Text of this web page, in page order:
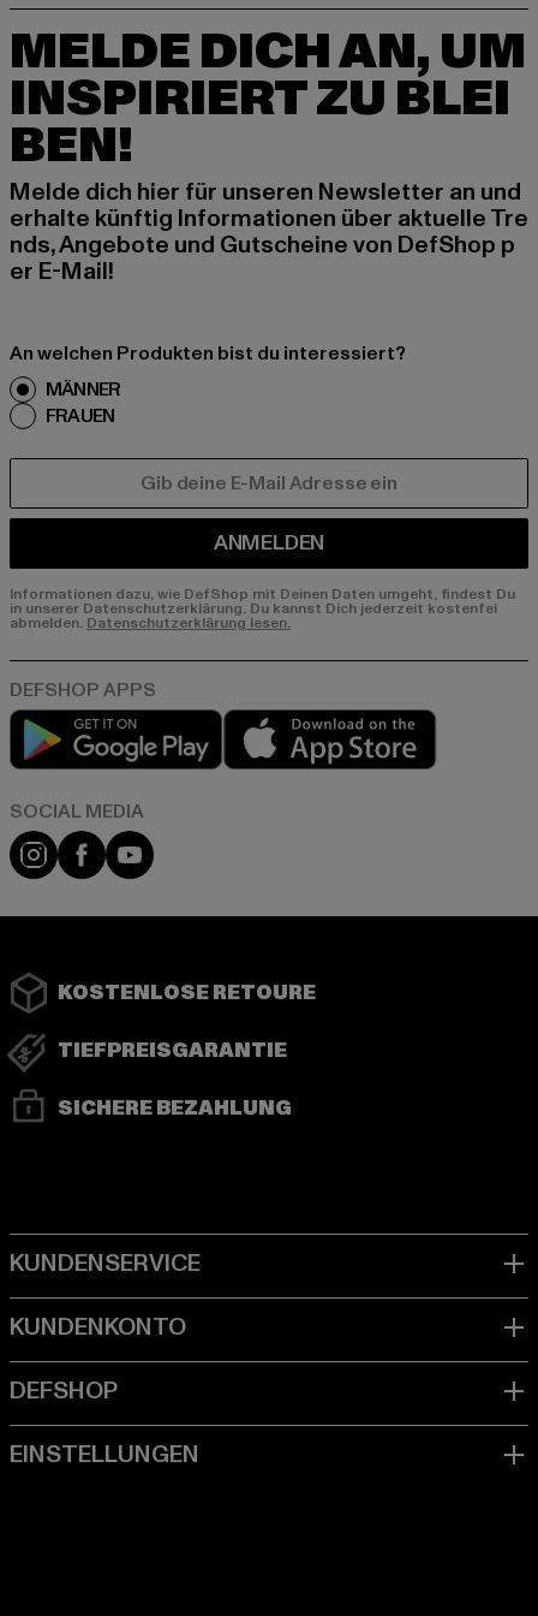
MELDE DICH AN, UM
INSPIRIERT ZU BLEI
BEN!
Melde dich hier für unseren Newsletter an und
erhalte künftig Informationen über aktuelle Tre
nds, Angebote und Gutscheine von DefShop p
er E-Mail!
An welchen Produkten bist du interessiert?
MÄNNER
FRAUEN
ANMELDEN
Informationen dazu, wie DefShop mit Deinen Daten umgeht, findest Du
in unserer Datenschutzerklärung. Du kannst Dich jederzeit kostenfei
abmelden. Datenschutzerklärung lesen.
Play market
Instagram
FacebookYouTube
KOSTENLOSE RETOURE
TIEFPREISGARANTIE
SICHERE BEZAHLUNG